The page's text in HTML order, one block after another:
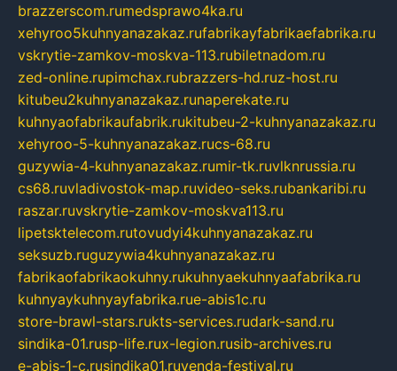
brazzerscom.rumedsprawo4ka.ru
xehyroo5kuhnyanazakaz.rufabrikayfabrikaefabrika.ru
vskrytie-zamkov-moskva-113.rubiletnadom.ru
zed-online.rupimchax.rubrazzers-hd.ruz-host.ru
kitubeu2kuhnyanazakaz.runaperekate.ru
kuhnyaofabrikaufabrik.rukitubeu-2-kuhnyanazakaz.ru
xehyroo-5-kuhnyanazakaz.rucs-68.ru
guzywia-4-kuhnyanazakaz.rumir-tk.ruvlknrussia.ru
cs68.ruvladivostok-map.ruvideo-seks.rubankaribi.ru
raszar.ruvskrytie-zamkov-moskva113.ru
lipetsktelecom.rutovudyi4kuhnyanazakaz.ru
seksuzb.ruguzywia4kuhnyanazakaz.ru
fabrikaofabrikaokuhny.rukuhnyaekuhnyaafabrika.ru
kuhnyaykuhnyayfabrika.rue-abis1c.ru
store-brawl-stars.rukts-services.rudark-sand.ru
sindika-01.rusp-life.rux-legion.rusib-archives.ru
e-abis-1-c.rusindika01.ruvenda-festival.ru